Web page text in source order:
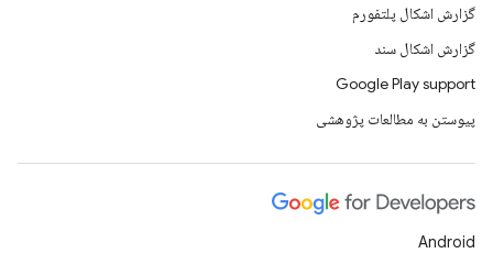
گزارش اشکال پلتفورم
گزارش اشکال سند
Google Play support
پیوستن به مطالعات پژوهشی
Android